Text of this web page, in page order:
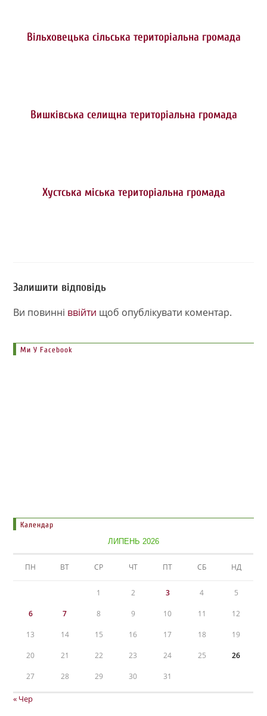
Вільховецька сільська територіальна громада
Вишківська селищна територіальна громада
Хустська міська територіальна громада
Залишити відповідь
Ви повинні ввійти щоб опублікувати коментар.
Ми У Facebook
Календар
ЛИПЕНЬ 2026
ПН ВТ СР ЧТ ПТ СБ НД
1 2 3 4 5
6 7 8 9 10 11 12
13 14 15 16 17 18 19
20 21 22 23 24 25 26
27 28 29 30 31
« Чер